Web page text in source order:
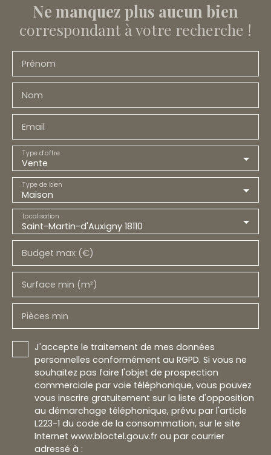
Ne manquez plus aucun bien
correspondant à votre recherche !
Prénom
Nom
Email
Vente
Type d'offre
Maison
Type de bien
Saint-Martin-d'Auxigny 18110
Localisation
Budget max (€)
Surface min (m²)
Pièces min
J'accepte le traitement de mes données
personnelles conformément au RGPD. Si vous ne
souhaitez pas faire l'objet de prospection
commerciale par voie téléphonique, vous pouvez
vous inscrire gratuitement sur la liste d'opposition
au démarchage téléphonique, prévu par l'article
L223-1 du code de la consommation, sur le site
Internet www.bloctel.gouv.fr ou par courrier
adressé à :